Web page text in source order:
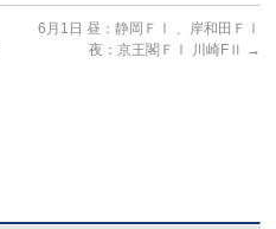
6月1日 昼：静岡ＦⅠ 、岸和田ＦⅠ
夜：京王閣ＦⅠ 川崎FⅡ
→